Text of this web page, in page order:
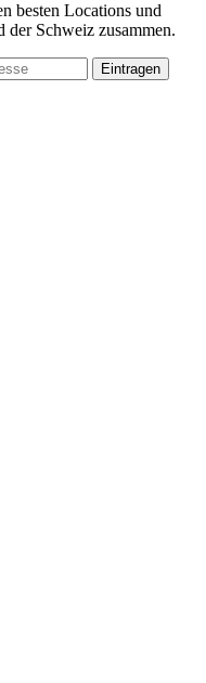
besten Locations und
der Schweiz zusammen.
Eintragen